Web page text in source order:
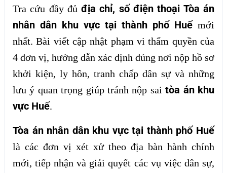
Tra cứu đầy đủđịa chỉ, số điện thoại Tòa án
nhân dân khu vực tại thành phố Huế mới
nhất. Bài viết cập nhật phạm vi thẩm quyền của
4 đơn vị, hướng dẫn xác định đúng nơi nộp hồ sơ
khởi kiện, ly hôn, tranh chấp dân sự và những
lưu ý quan trọng giúp tránh nộp saitòa án khu
vực Huế.
Tòa án nhân dân khu vực tại thành phố Huế
là các đơn vị xét xử theo địa bàn hành chính
mới, tiếp nhận và giải quyết các vụ việc dân sự,